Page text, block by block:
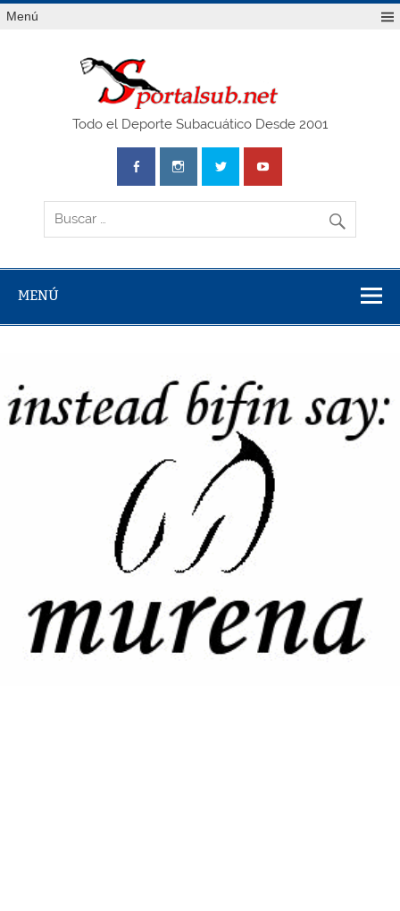
Saltar
alMenú
Todo el Deporte Subacuático Desde 2001
MENÚ